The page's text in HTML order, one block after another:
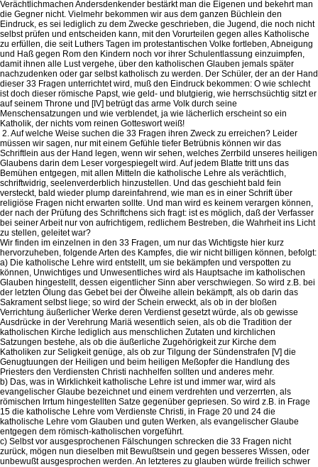
Verächtlichmachen Andersdenkender bestärkt man die Eigenen und bekehrt man
die Gegner nicht. Vielmehr bekommen wir aus dem ganzen Büchlein den
Eindruck, es sei lediglich zu dem Zwecke geschrieben, die Jugend, die noch nicht
selbst prüfen und entscheiden kann, mit den Vorurteilen gegen alles Katholische
zu erfüllen, die seit Luthers Tagen im protestantischen Volke fortleben, Abneigung
und Haß gegen Rom den Kindern noch vor ihrer Schulentlassung einzuimpfen,
damit ihnen alle Lust vergehe, über den katholischen Glauben jemals später
nachzudenken oder gar selbst katholisch zu werden. Der Schüler, der an der Hand
dieser 33 Fragen unterrichtet wird, muß den Eindruck bekommen: O wie schlecht
ist doch dieser römische Papst, wie geld- und blutgierig, wie herrschsüchtig sitzt er
auf seinem Throne und [IV] betrügt das arme Volk durch seine
Menschensatzungen und wie verblendet, ja wie lächerlich erscheint so ein
Katholik, der nichts vom reinen Gotteswort weiß!
2. Auf welche Weise suchen die 33 Fragen ihren Zweck zu erreichen? Leider
müssen wir sagen, nur mit einem Gefühle tiefer Betrübnis können wir das
Schriftlein aus der Hand legen, wenn wir sehen, welches Zerrbild unseres heiligen
Glaubens darin dem Leser vorgespiegelt wird. Auf jedem Blatte tritt uns das
Bemühen entgegen, mit allen Mitteln die katholische Lehre als verächtlich,
schriftwidrig, seelenverderblich hinzustellen. Und das geschieht bald fein
versteckt, bald wieder plump dareinfahrend, wie man es in einer Schrift über
religiöse Fragen nicht erwarten sollte. Und man wird es keinem verargen können,
der nach der Prüfung des Schriftchens sich fragt: ist es möglich, daß der Verfasser
bei seiner Arbeit nur von aufrichtigem, redlichem Bestreben, die Wahrheit ins Licht
zu stellen, geleitet war?
Wir finden im einzelnen in den 33 Fragen, um nur das Wichtigste hier kurz
hervorzuheben, folgende Arten des Kampfes, die wir nicht billigen können, befolgt:
a) Die katholische Lehre wird entstellt, um sie bekämpfen und verspotten zu
können, Unwichtiges und Unwesentliches wird als Hauptsache im katholischen
Glauben hingestellt, dessen eigentlicher Sinn aber verschwiegen. So wird z.B. bei
der letzten Ölung das Gebet bei der Ölweihe allein bekämpft, als ob darin das
Sakrament selbst liege; so wird der Schein erweckt, als ob in der bloßen
Verrichtung äußerlicher Werke deren Verdienst gesetzt würde, als ob gewisse
Ausdrücke in der Verehrung Mariä wesentlich seien, als ob die Tradition der
katholischen Kirche lediglich aus menschlichen Zutaten und kirchlichen
Satzungen bestehe, als ob die äußerliche Zugehörigkeit zur Kirche dem
Katholiken zur Seligkeit genüge, als ob zur Tilgung der Sündenstrafen [V] die
Genugtuungen der Heiligen und beim heiligen Meßopfer die Handlung des
Priesters den Verdiensten Christi nachhelfen sollten und anderes mehr.
b) Das, was in Wirklichkeit katholische Lehre ist und immer war, wird als
evangelischer Glaube bezeichnet und einem verdrehten und verzerrten, als
römischen Irrtum hingestellten Satze gegenüber gepriesen. So wird z.B. in Frage
15 die katholische Lehre vom Verdienste Christi, in Frage 20 und 24 die
katholische Lehre vom Glauben und guten Werken, als evangelischer Glaube
entgegen dem römisch-katholischen vorgeführt.
c) Selbst vor ausgesprochenen Fälschungen schrecken die 33 Fragen nicht
zurück, mögen nun dieselben mit Bewußtsein und gegen besseres Wissen, oder
unbewußt ausgesprochen werden. An letzteres zu glauben würde freilich schwer